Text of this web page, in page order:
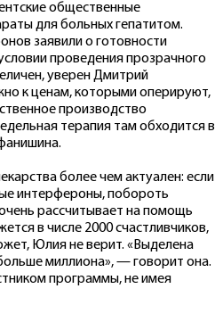
общественные
для больных гепатитом.
заявили о готовности
проведения прозрачного
уверен Дмитрий
к ценам, которыми оперируют,
производство
терапия там обходится в
более чем актуален: если
интерфероны, побороть
рассчитывает на помощь
в числе 2000 счастливчиков,
Юлия не верит. «Выделена
миллиона», — говорит она.
программы, не имея